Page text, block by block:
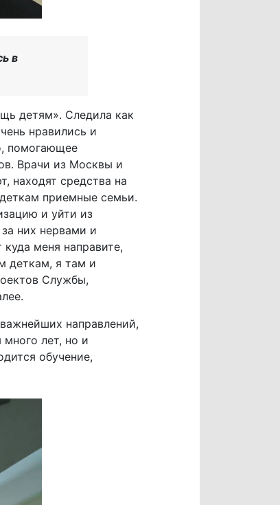
в
детям». Следила как
нравились и
помогающее
Врачи из Москвы и
находят средства на
приемные семьи.
и уйти из
них нервами и
меня направите,
деткам, я там и
Службы,
направлений,
лет, но и
обучение,